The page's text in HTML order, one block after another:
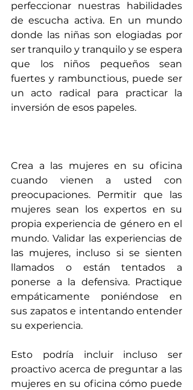
perfeccionar nuestras habilidades
de escucha activa. En un mundo
donde las niñas son elogiadas por
ser tranquilo y tranquilo y se espera
que los niños pequeños sean
fuertes y rambunctious, puede ser
un acto radical para practicar la
inversión de esos papeles.
Crea a las mujeres en su oficina
cuando vienen a usted con
preocupaciones. Permitir que las
mujeres sean los expertos en su
propia experiencia de género en el
mundo. Validar las experiencias de
las mujeres, incluso si se sienten
llamados o están tentados a
ponerse a la defensiva. Practique
empáticamente poniéndose en
sus zapatos e intentando entender
su experiencia.
Esto podría incluir incluso ser
proactivo acerca de preguntar a las
mujeres en su oficina cómo puede